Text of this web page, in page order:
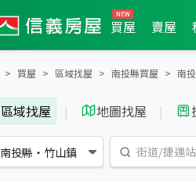
買屋 賣屋
買屋 區域找屋 南投縣買屋 南
區域找屋 | 地圖找屋 |
南投縣 ・ 竹山鎮